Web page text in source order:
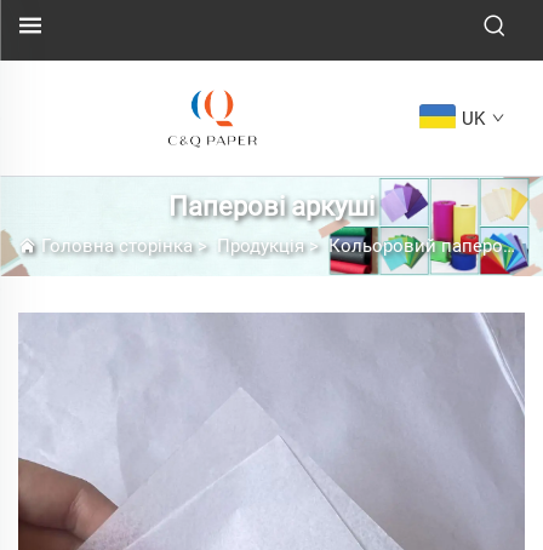
UK
Паперові аркуші
Головна сторінка> Продукція> Кольоровий паперовий рушник